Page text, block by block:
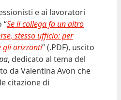
e ai lavoratori
“Se il collega fa un altro
stesso ufficio: per
gli orizzonti” (.PDF), uscito
, dedicato al tema del
da Valentina Avon che
citazione di